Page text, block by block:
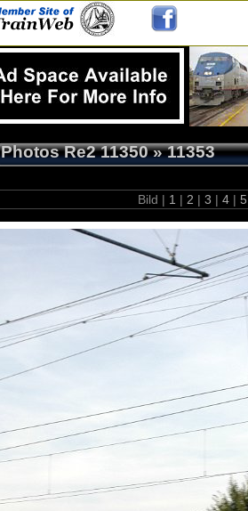
Photos Re2 11350»11353
Bild | 1 | 2 | 3 | 4 | 5